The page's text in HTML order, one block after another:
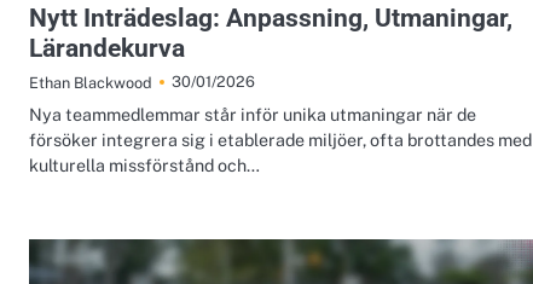
Nytt Inträdeslag: Anpassning, Utmaningar,
Lärandekurva
Ethan Blackwood 30/01/2026
Nya teammedlemmar står inför unika utmaningar när de
försöker integrera sig i etablerade miljöer, ofta brottandes med
kulturella missförstånd och…